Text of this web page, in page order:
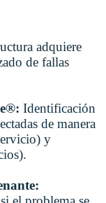
adquiere
de fallas
Identificación
de manera
y